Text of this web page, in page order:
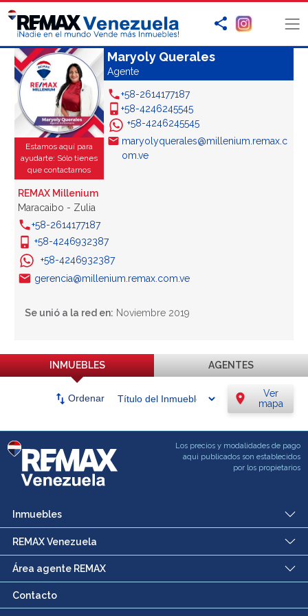
Estamos aquí para
ayudarte: Sólo tienes
que contactarnos
Maryoly Querales
Agente
+58-2614177187
+58-4246245545
+58-4246245545
maryolyquerales@millenium.remax.c
om.ve
REMAX Millenium
Maracaibo - Zulia
+58-2614177187
+58-4246932387
+58-4246932387
gerencia@millenium.remax.com.ve
Se unió a la red en: Noviembre 2019
INMUEBLES AGENTES
swap_vert Ordenar location_on
Ver
mapa
Los precios y modalidades de pago
aqui publicados son establecidos
por los propietarios
Inmuebles
REMAX Venezuela
Área agente REMAX
Contacto